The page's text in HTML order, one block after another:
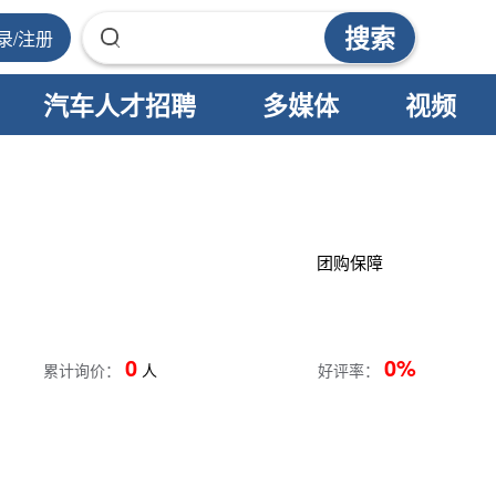
/注册
搜索
汽车人才招聘
多媒体 视频
团购保障
累计询价： 0 人 好评率： 0%